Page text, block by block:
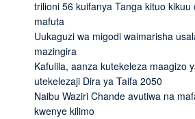
trilioni 56 kuifanya Tanga kituo kikuu
mafuta
Uukaguzi wa migodi waimarisha
mazingira
Kafulila, aanza kutekeleza maagizo
utekelezaji Dira ya Taifa 2050
Naibu Waziri Chande avutiwa na
kwenye kilimo